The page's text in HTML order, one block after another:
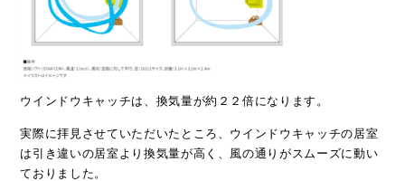
ウインドウキャッチは、換気量が約２２倍になります。
実際に拝見させていただいたところ、ウインドウキャッチの居室
は引き違いの居室より換気量が高く、風の通りがスムーズに動い
ておりました。